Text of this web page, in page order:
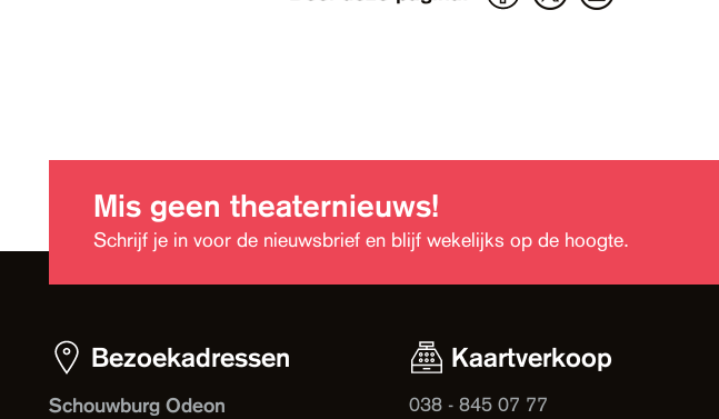
Mis geen theaternieuws!
Schrijf je in voor de nieuwsbrief en blijf wekelijks op de hoogte.
Bezoekadressen
Schouwburg Odeon
Kaartverkoop
038 - 845 07 77